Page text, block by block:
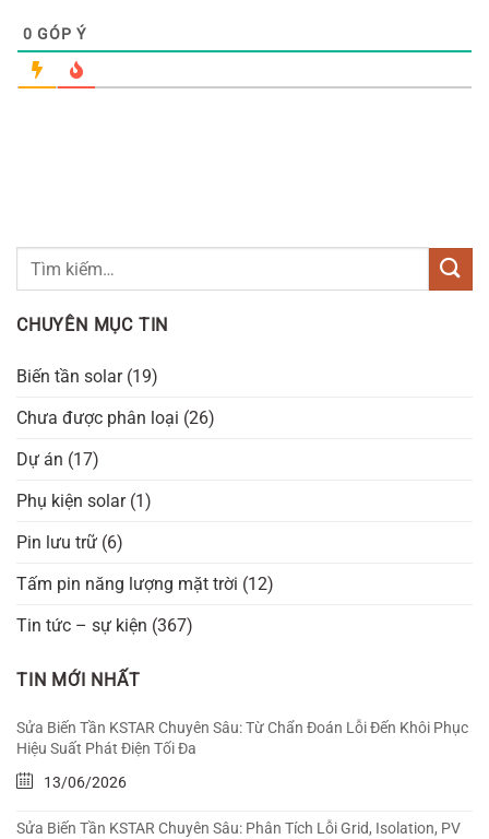
0 GÓP Ý
CHUYÊN MỤC TIN
Biến tần solar(19)
Chưa được phân loại (26)
Dự án (17)
Phụ kiện solar(1)
Pin lưu trữ (6)
Tấm pin năng lượng mặt trời (12)
Tin tức – sự kiện (367)
TIN MỚI NHẤT
Sửa Biến Tần KSTAR Chuyên Sâu: Từ Chẩn Đoán Lỗi Đến Khôi Phục
Hiệu Suất Phát Điện Tối Đa
13/06/2026
Sửa Biến Tần KSTAR Chuyên Sâu: Phân Tích Lỗi Grid, Isolation, PV